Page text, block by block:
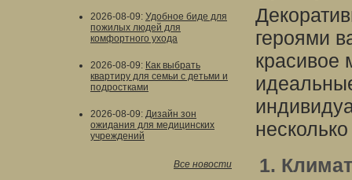
2026-08-09: Удобное биде для
пожилых людей для
комфортного ухода
2026-08-09: Как выбрать
квартиру для семьи с детьми и
подростками
2026-08-09: Дизайн зон
ожидания для медицинских
учреждений
Все новости
героями
красивое
1.